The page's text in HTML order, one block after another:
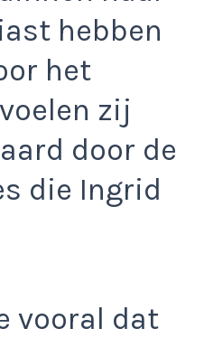
hebben
het
zij
door de
die Ingrid
vooral dat